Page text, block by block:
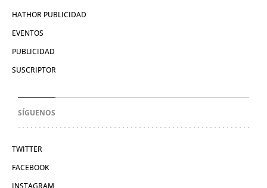
HATHOR PUBLICIDAD
EVENTOS
PUBLICIDAD
SUSCRIPTOR
SÍGUENOS
TWITTER
FACEBOOK
INSTAGRAM